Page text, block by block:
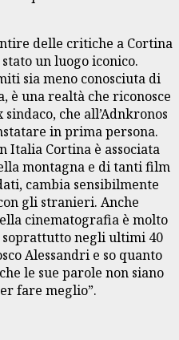
delle critiche a Cortina
un luogo iconico.
sia meno conosciuta di
è una realtà che riconosce
che all’Adnkronos
in prima persona.
Italia Cortina è associata
montagna e di tanti film
cambia sensibilmente
gli stranieri. Anche
cinematografia è molto
negli ultimi 40
Alessandri e so quanto
le sue parole non siano
fare meglio”.